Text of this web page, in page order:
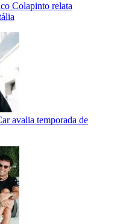
Colapinto relata
avalia temporada de